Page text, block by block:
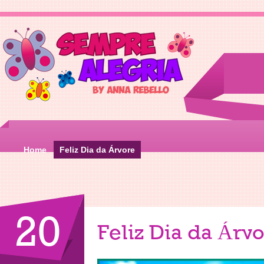
Home Feliz Dia da Árvore
20 Feliz Dia da